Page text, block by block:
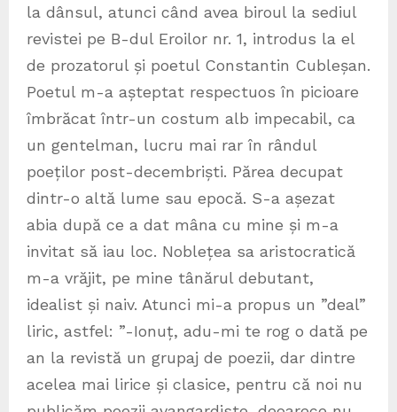
la dânsul, atunci când avea biroul la sediul
revistei pe B-dul Eroilor nr. 1, introdus la el
de prozatorul și poetul Constantin Cubleșan.
Poetul m-a așteptat respectuos în picioare
îmbrăcat într-un costum alb impecabil, ca
un gentelman, lucru mai rar în rândul
poeților post-decembriști. Părea decupat
dintr-o altă lume sau epocă. S-a așezat
abia după ce a dat mâna cu mine și m-a
invitat să iau loc. Noblețea sa aristocratică
m-a vrăjit, pe mine tânărul debutant,
idealist și naiv. Atunci mi-a propus un ”deal”
liric, astfel: ”-Ionuț, adu-mi te rog o dată pe
an la revistă un grupaj de poezii, dar dintre
acelea mai lirice și clasice, pentru că noi nu